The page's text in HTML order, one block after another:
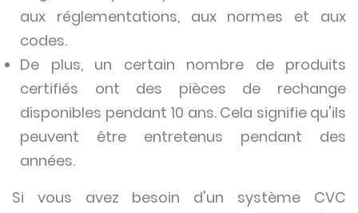
aux réglementations, aux normes et aux
codes.
De plus, un certain nombre de produits
certifiés ont des pièces de rechange
disponibles pendant 10 ans. Cela signifie qu'ils
peuvent être entretenus pendant des
années.
Si vous avez besoin d'un système CVC